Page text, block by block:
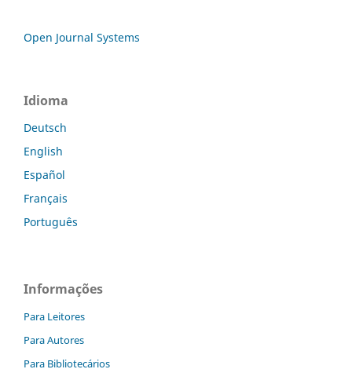
Open Journal Systems
Idioma
Deutsch
English
Español
Français
Português
Informações
Para Leitores
Para Autores
Para Bibliotecários